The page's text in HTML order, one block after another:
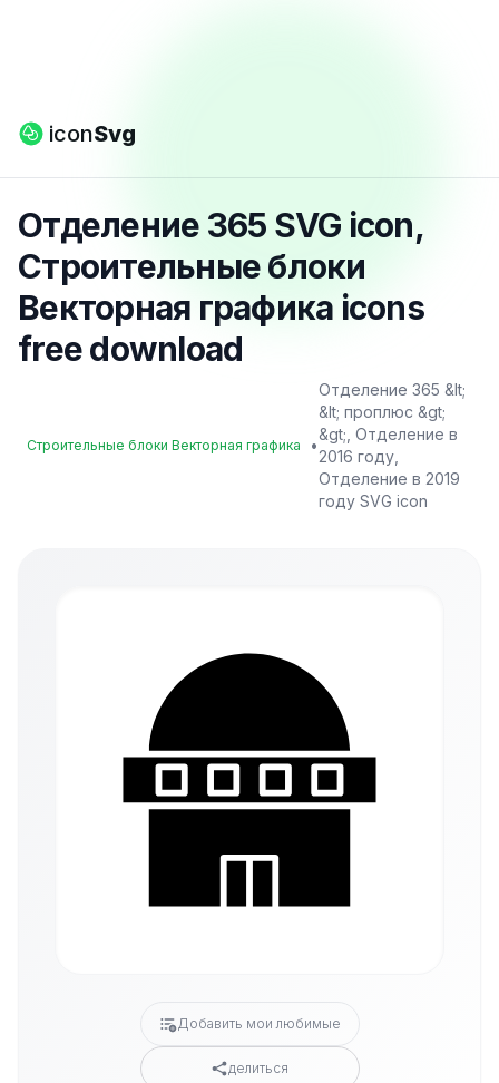
iconSvg
Отделение 365 SVG icon,
Строительные блоки
Векторная графика icons
free download
Строительные блоки Векторная графика •
Отделение 365 &lt;
&lt; проплюс &gt;
&gt;, Отделение в
2016 году,
Отделение в 2019
году SVG icon
Добавить мои любимые
делиться